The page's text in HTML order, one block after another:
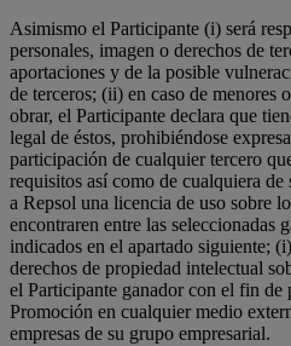
Asimismo el Participante (i) será
personales, imagen o derechos de
aportaciones y de la posible
de terceros; (ii) en caso de menores
obrar, el Participante declara que
legal de éstos, prohibiéndose
participación de cualquier tercero
requisitos así como de cualquiera
a Repsol una licencia de uso sobre
encontraren entre las seleccionadas
indicados en el apartado siguiente;
derechos de propiedad intelectual
el Participante ganador con el fin
Promoción en cualquier medio
empresas de su grupo empresarial.